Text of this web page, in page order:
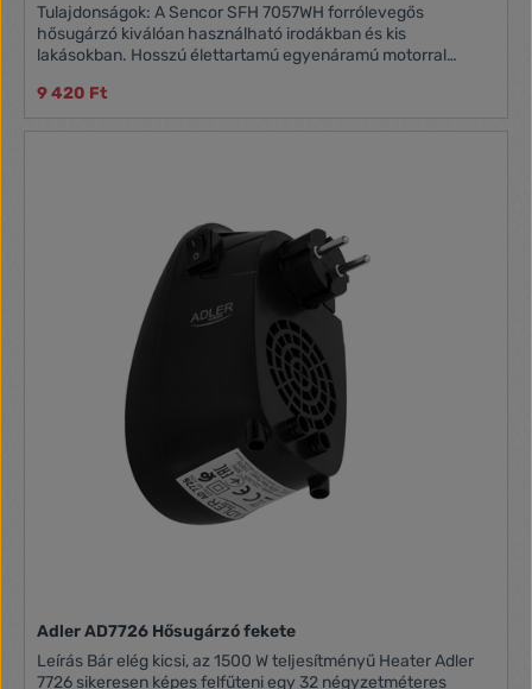
Tulajdonságok: A Sencor SFH 7057WH forrólevegős
hősugárzó kiválóan használható irodákban és kis
lakásokban. Hosszú élettartamú egyenáramú motorral
beépített biztonsági kapcsoló. A kialakításának
köszönhetően szinte bárhol üzembe helyezhető. 2
helyzetbe való felállítása után a készülék ismételten
bekapcsol. A készülékbe biztonsági kapcsoló van beépítve,
amely a készüléket automatikusan lekapcsolja, ha a
készülék túlmelegszik. Amennyiben ez bekövetkezik, akkor a
hálózati vezetéket húzza ki a fali aljzatból. Győződjön meg
arról, hogy a bemeneti vagy a kimeneti nyílások nincsenek-e
letakarva vagy eldugulva. A készülék ismételt bekapcsolása
előtt várja meg a készülék teljes lehűlését a hőkapcsoló
lekapcsolása érdekében. 2 fűtésteljesítmény: 1200 / 2000 W
Fokozatmentesen beállítható termosztát Hideg levegő
funkció 90°-os automatikus oszcillálás,a levegő egyenletes
elosztásához Működésjelző lámpa Túlmelegedés elleni
védelem Automatikus kikapcsolás felborulás esetén
Beépített fogantyú a mozgatáshoz Tápfeszültség: 220 - 240
V Teljesítmény: 2000 W Méret: 22,5 × 16,6 × 29,5 cm Tömeg:
9 420 Ft
Adler AD7726 Hősugárzó fekete
Leírás Bár elég kicsi, az 1500 W teljesítményű Heater Adler
7726 sikeresen képes felfűteni egy 32 négyzetméteres